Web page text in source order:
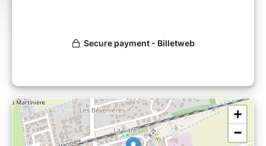
de partages pour créer des liens, réfléchir et prendre du
Ces ateliers permettent de se sentir moins seul(e),
moins isolé(e) avec ses particularités. Ambiance
décontractée entre jeunes propice à retrouver confiance
et estime de soi.
+
−